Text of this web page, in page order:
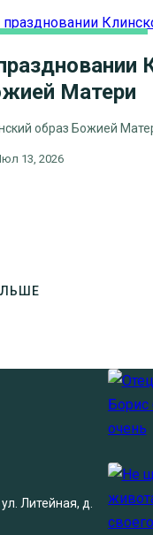
Матери
образ Божией
13, 2026
Литейная, д.